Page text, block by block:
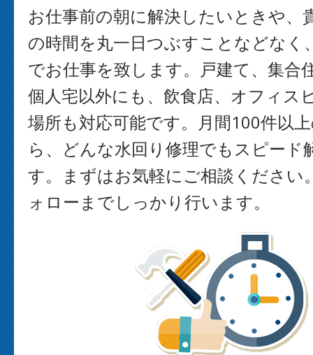
お仕事前の朝に解決したいときや、
の時間を丸一日つぶすことなどなく
でお仕事を致します。戸建て、集合
個人宅以外にも、飲食店、オフィス
場所も対応可能です。月間100件以
ら、どんな水回り修理でもスピード
す。まずはお気軽にご相談ください
ォローまでしっかり行います。